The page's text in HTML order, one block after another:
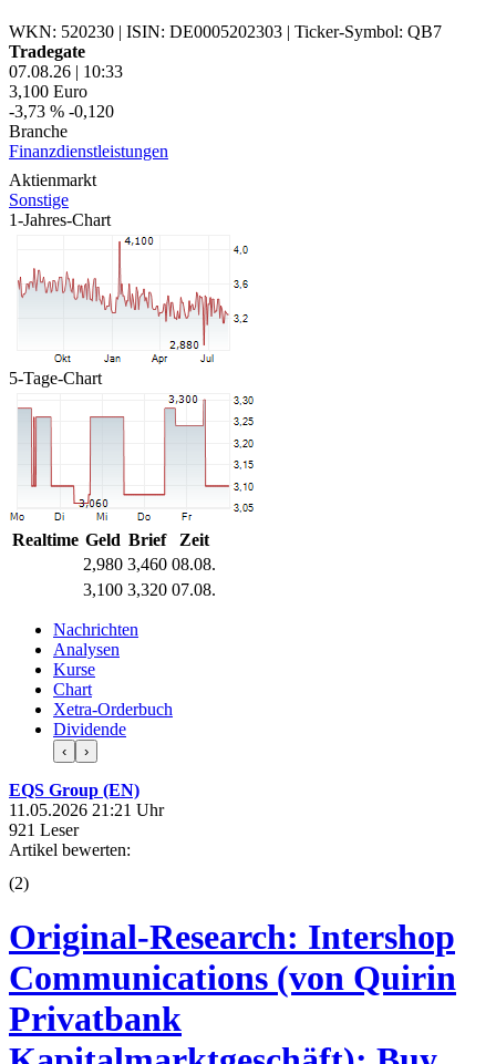
WKN: 520230 | ISIN: DE0005202303 | Ticker-Symbol: QB7
Tradegate
07.08.26 | 10:33
3,100 Euro
-3,73 % -0,120
Branche
Finanzdienstleistungen
Aktienmarkt
Sonstige
1-Jahres-Chart
5-Tage-Chart
Realtime Geld Brief
Zeit
2,980 3,460 08.08.
3,100 3,320 07.08.
Nachrichten
Analysen
Kurse
Chart
Xetra-Orderbuch
Dividende
‹ ›
EQS Group (EN)
11.05.2026 21:21 Uhr
921 Leser
Artikel bewerten:
(2)
Original-Research: Intershop
Communications (von Quirin
Privatbank